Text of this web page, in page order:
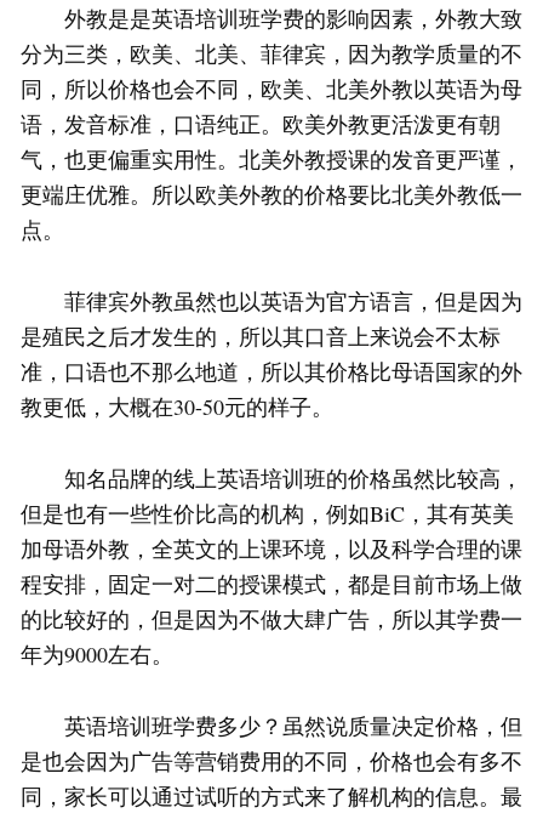
外教是是英语培训班学费的影响因素，外教大致
分为三类，欧美、北美、菲律宾，因为教学质量的不
同，所以价格也会不同，欧美、北美外教以英语为母
语，发音标准，口语纯正。欧美外教更活泼更有朝
气，也更偏重实用性。北美外教授课的发音更严谨，
更端庄优雅。所以欧美外教的价格要比北美外教低一
点。
菲律宾外教虽然也以英语为官方语言，但是因为
是殖民之后才发生的，所以其口音上来说会不太标
准，口语也不那么地道，所以其价格比母语国家的外
教更低，大概在30-50元的样子。
知名品牌的线上英语培训班的价格虽然比较高，
但是也有一些性价比高的机构，例如BiC，其有英美
加母语外教，全英文的上课环境，以及科学合理的课
程安排，固定一对二的授课模式，都是目前市场上做
的比较好的，但是因为不做大肆广告，所以其学费一
年为9000左右。
英语培训班学费多少？虽然说质量决定价格，但
是也会因为广告等营销费用的不同，价格也会有多不
同，家长可以通过试听的方式来了解机构的信息。最